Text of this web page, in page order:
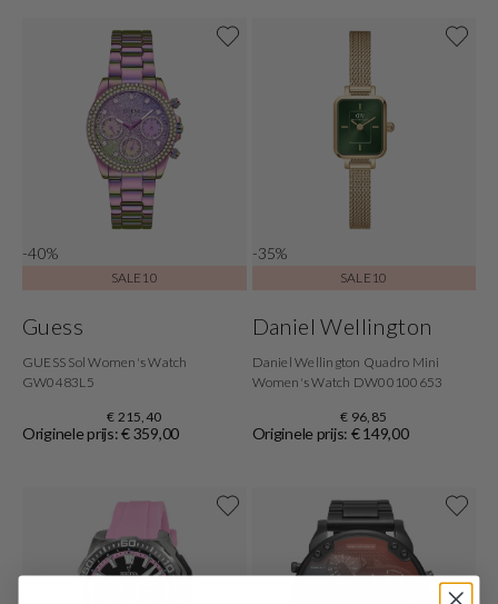
-40%
SALE10
Guess
GUESS Sol Women's Watch
GW0483L5
€ 215,40
Originele prijs: € 359,00
-35%
SALE10
Daniel Wellington
Daniel Wellington Quadro Mini
Women's Watch DW00100653
€ 96,85
Originele prijs: € 149,00